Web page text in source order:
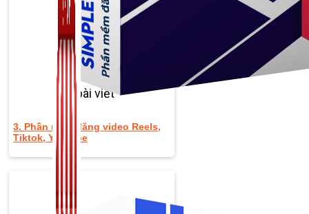
Zalo Marketing
104 bài viết
New
3. Phần mềm đăng video Reels,
Tiktok, Youtube